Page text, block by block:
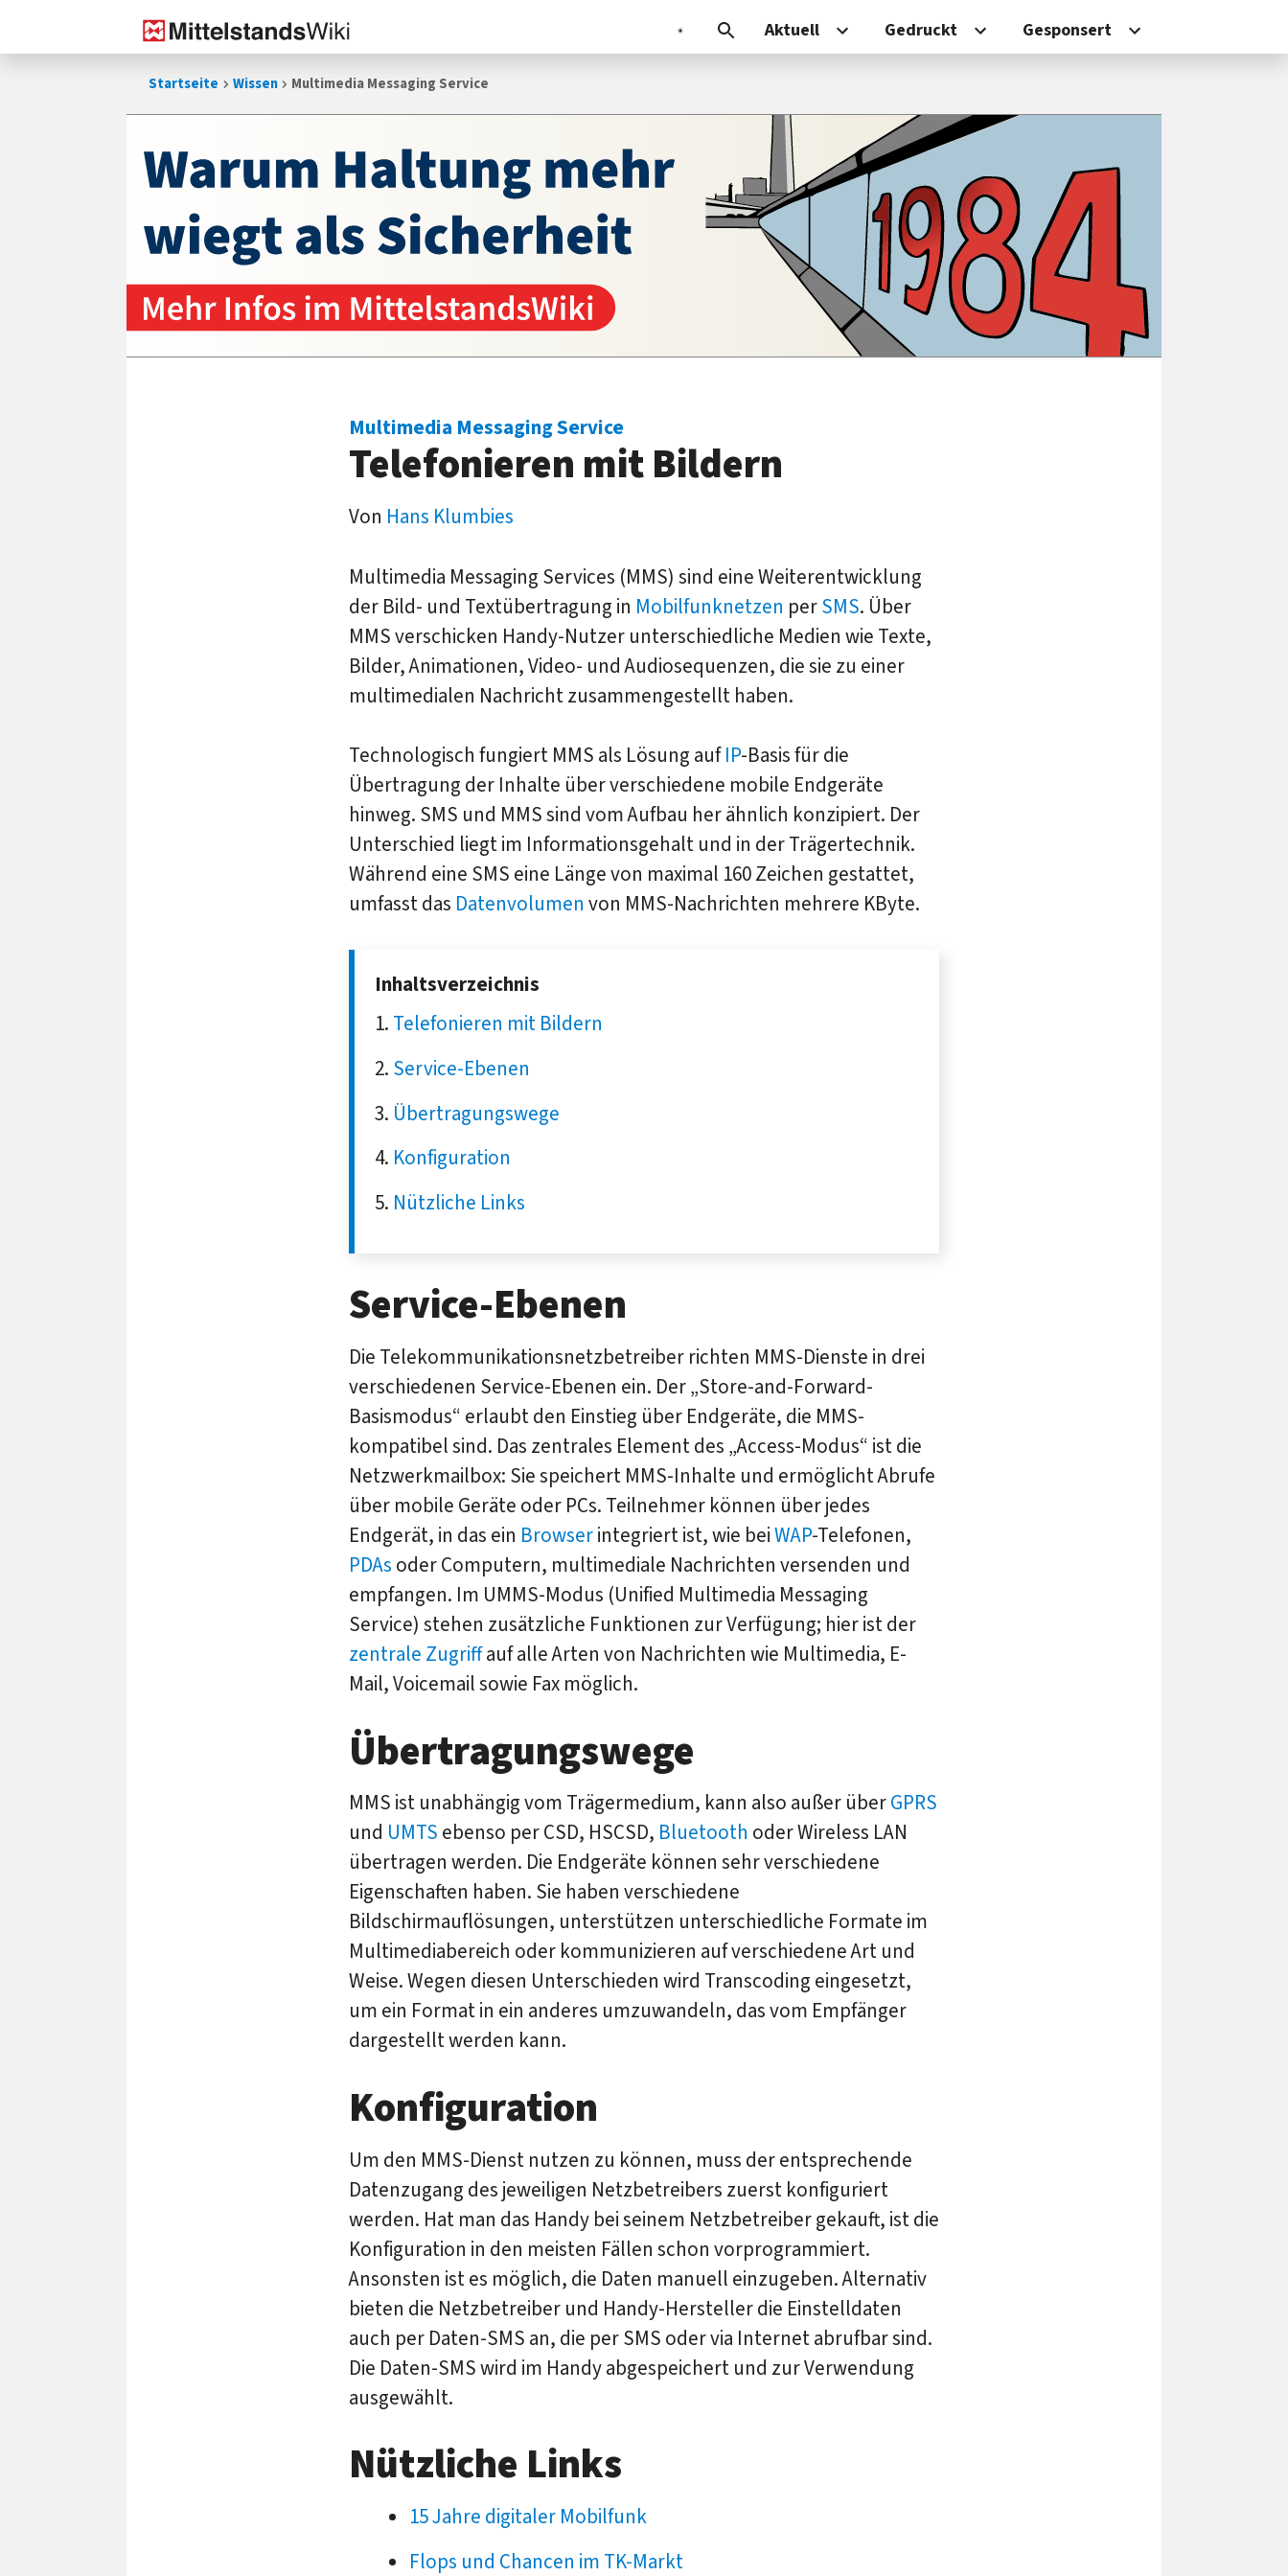
Aktuell Gedruckt Gesponsert
Startseite Wissen Multimedia Messaging Service
Multimedia Messaging Service
Telefonieren mit Bildern
Von Hans Klumbies
Multimedia Messaging Services (MMS) sind eine Weiterentwicklung
der Bild- und Textübertragung in Mobilfunknetzen perSMS. Über
MMS verschicken Handy-Nutzer unterschiedliche Medien wie Texte,
Bilder, Animationen, Video- und Audiosequenzen, die sie zu einer
multimedialen Nachricht zusammengestellt haben.
Technologisch fungiert MMS als Lösung aufIP-Basis für die
Übertragung der Inhalte über verschiedene mobile Endgeräte
hinweg. SMS und MMS sind vom Aufbau her ähnlich konzipiert. Der
Unterschied liegt im Informationsgehalt und in der Trägertechnik.
Während eine SMS eine Länge von maximal 160 Zeichen gestattet,
umfasst das Datenvolumen von MMS-Nachrichten mehrere KByte.
Inhaltsverzeichnis
Telefonieren mit Bildern
Service-Ebenen
Übertragungswege
Konfiguration
Nützliche Links
Service-Ebenen
Die Telekommunikationsnetzbetreiber richten MMS-Dienste in drei
verschiedenen Service-Ebenen ein. Der „Store-and-Forward-
Basismodus“ erlaubt den Einstieg über Endgeräte, die MMS-
kompatibel sind. Das zentrales Element des „Access-Modus“ ist die
Netzwerkmailbox: Sie speichert MMS-Inhalte und ermöglicht Abrufe
über mobile Geräte oder PCs. Teilnehmer können über jedes
Endgerät, in das ein Browserintegriert ist, wie beiWAP-Telefonen,
PDAs oder Computern, multimediale Nachrichten versenden und
empfangen. Im UMMS-Modus (Unified Multimedia Messaging
Service) stehen zusätzliche Funktionen zur Verfügung; hier ist der
zentrale Zugriffauf alle Arten von Nachrichten wie Multimedia, E-
Mail, Voicemail sowie Fax möglich.
Übertragungswege
MMS ist unabhängig vom Trägermedium, kann also außer überGPRS
und UMTS ebenso per CSD, HSCSD, Bluetooth oder Wireless LAN
übertragen werden. Die Endgeräte können sehr verschiedene
Eigenschaften haben. Sie haben verschiedene
Bildschirmauflösungen, unterstützen unterschiedliche Formate im
Multimediabereich oder kommunizieren auf verschiedene Art und
Weise. Wegen diesen Unterschieden wird Transcoding eingesetzt,
um ein Format in ein anderes umzuwandeln, das vom Empfänger
dargestellt werden kann.
Konfiguration
Um den MMS-Dienst nutzen zu können, muss der entsprechende
Datenzugang des jeweiligen Netzbetreibers zuerst konfiguriert
werden. Hat man das Handy bei seinem Netzbetreiber gekauft, ist die
Konfiguration in den meisten Fällen schon vorprogrammiert.
Ansonsten ist es möglich, die Daten manuell einzugeben. Alternativ
bieten die Netzbetreiber und Handy-Hersteller die Einstelldaten
auch per Daten-SMS an, die per SMS oder via Internet abrufbar sind.
Die Daten-SMS wird im Handy abgespeichert und zur Verwendung
ausgewählt.
Nützliche Links
15 Jahre digitaler Mobilfunk
Flops und Chancen im TK-Markt